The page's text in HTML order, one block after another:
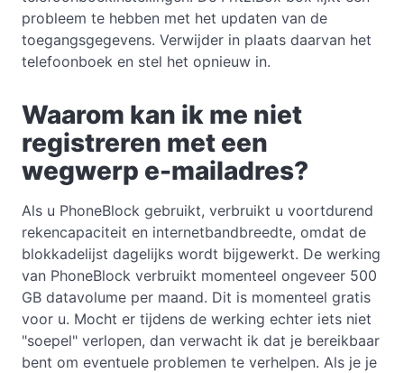
probleem te hebben met het updaten van de
toegangsgegevens. Verwijder in plaats daarvan het
telefoonboek en stel het opnieuw in.
Waarom kan ik me niet
registreren met een
wegwerp e-mailadres?
Als u PhoneBlock gebruikt, verbruikt u voortdurend
rekencapaciteit en internetbandbreedte, omdat de
blokkadelijst dagelijks wordt bijgewerkt. De werking
van PhoneBlock verbruikt momenteel ongeveer 500
GB datavolume per maand. Dit is momenteel gratis
voor u. Mocht er tijdens de werking echter iets niet
"soepel" verlopen, dan verwacht ik dat je bereikbaar
bent om eventuele problemen te verhelpen. Als je je